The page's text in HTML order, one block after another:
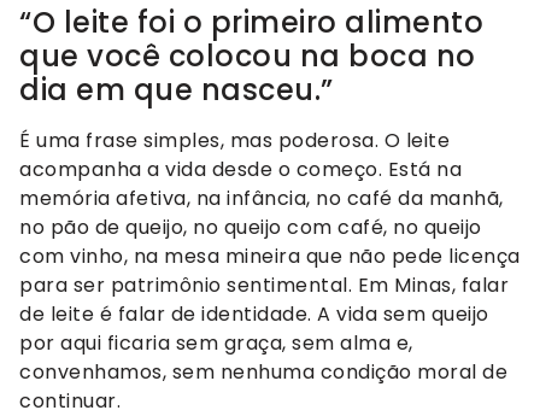
“O leite foi o primeiro alimento
que você colocou na boca no
dia em que nasceu.”
É uma frase simples, mas poderosa. O leite
acompanha a vida desde o começo. Está na
memória afetiva, na infância, no café da manhã,
no pão de queijo, no queijo com café, no queijo
com vinho, na mesa mineira que não pede licença
para ser patrimônio sentimental. Em Minas, falar
de leite é falar de identidade. A vida sem queijo
por aqui ficaria sem graça, sem alma e,
convenhamos, sem nenhuma condição moral de
continuar.